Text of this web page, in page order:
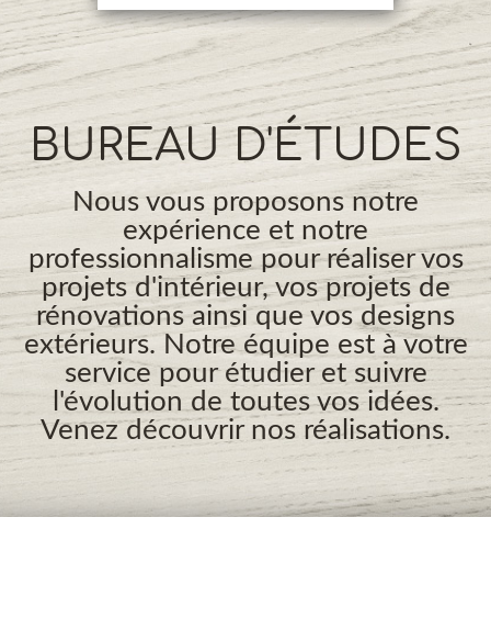
BUREAU D'ÉTUDES
Nous vous proposons notre
expérience et notre
professionnalisme pour réaliser vos
projets d'intérieur, vos projets de
rénovations ainsi que vos designs
extérieurs. Notre équipe est à votre
service pour étudier et suivre
l'évolution de toutes vos idées.
Venez découvrir nos réalisations.